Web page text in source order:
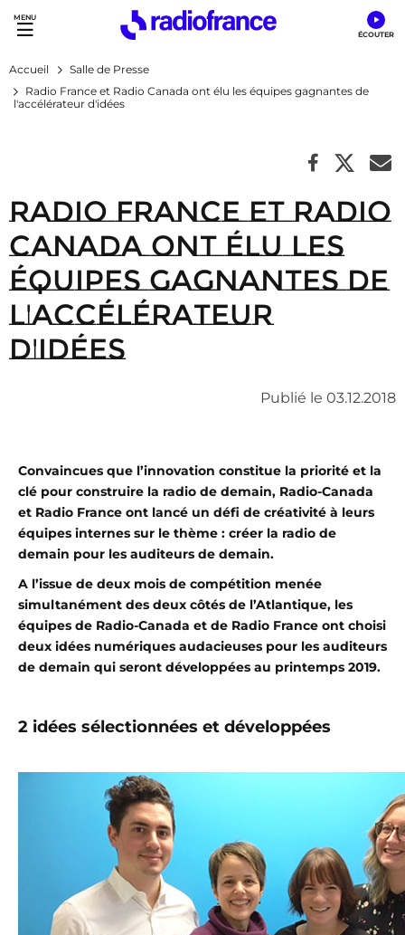
Accès direct :
Menu principal
Contenu
Accueil
Salle de Presse
Radio France et Radio Canada ont élu les équipes gagnantes de
l'accélérateur d'idées
Radio France et Radio
Canada ont élu les
équipes gagnantes de
l'accélérateur
d'idées
Publié le 03.12.2018
Convaincues que l’innovation constitue la priorité et la
clé pour construire la radio de demain, Radio-Canada
et Radio France ont lancé un défi de créativité à leurs
équipes internes sur le thème : créer la radio de
demain pour les auditeurs de demain.
A l’issue de deux mois de compétition menée
simultanément des deux côtés de l’Atlantique, les
équipes de Radio-Canada et de Radio France ont choisi
deux idées numériques audacieuses pour les auditeurs
de demain qui seront développées au printemps 2019.
2 idées sélectionnées et développées